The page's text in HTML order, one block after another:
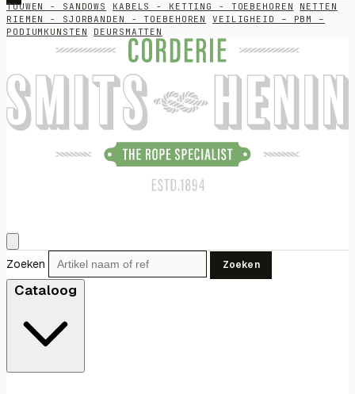
TOUWEN - SANDOWS KABELS - KETTING - TOEBEHOREN
NETTEN
RIEMEN - SJORBANDEN - TOEBEHOREN
VEILIGHEID – PBM –
PODIUMKUNSTEN
DEURSMATTEN
Zoeken Zoeken
Cataloog